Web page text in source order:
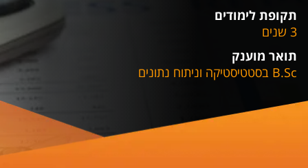
תקופת לימודים
3 שנים
תואר מוענק
B.Sc בסטטיסטיקה וניתוח נתונים